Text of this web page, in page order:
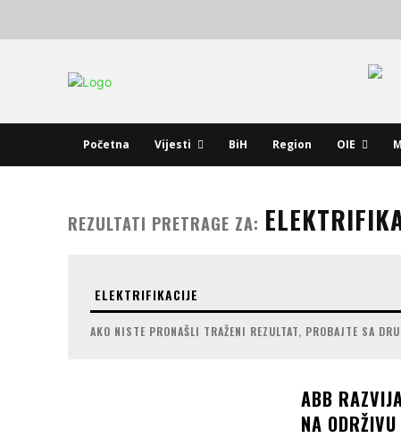
Početna Vijesti BiH Region OIE
REZULTATI PRETRAGE ZA:
AKO NISTE PRONAŠLI TRAŽENI REZULTAT, PROBAJTE SA
ABB
NA